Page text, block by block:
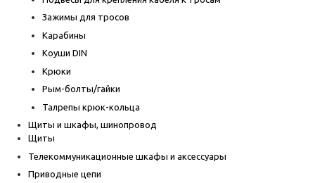
Зажимы для тросов
Карабины
Коуши DIN
Крюки
Рым-болты/гайки
Талрепы крюк-кольца
Щиты и шкафы, шинопровод
Щиты
Телекоммуникационные шкафы и аксессуары
Приводные цепи